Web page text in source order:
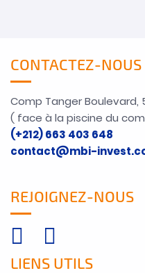
CONTACTEZ-NOUS
Comp Tanger Boulevard,
( face à la piscine du
(+212) 663 403 648
contact@mbi-
REJOIGNEZ-NOUS
LIENS UTILS